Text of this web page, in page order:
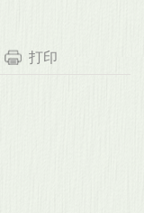
打印